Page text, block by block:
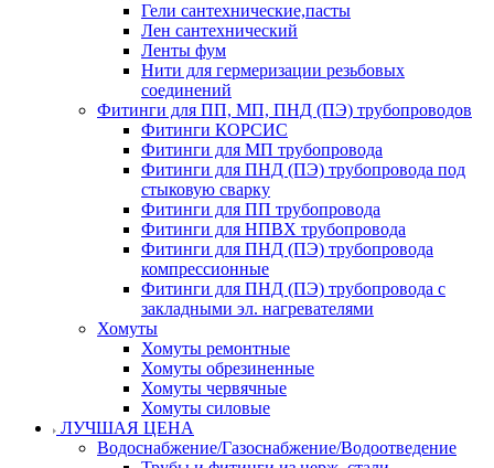
Гели сантехнические,пасты
Лен сантехнический
Ленты фум
Нити для гермеризации резьбовых
соединений
Фитинги для ПП, МП, ПНД (ПЭ) трубопроводов
Фитинги КОРСИС
Фитинги для МП трубопровода
Фитинги для ПНД (ПЭ) трубопровода под
стыковую сварку
Фитинги для ПП трубопровода
Фитинги для НПВХ трубопровода
Фитинги для ПНД (ПЭ) трубопровода
компрессионные
Фитинги для ПНД (ПЭ) трубопровода с
закладными эл. нагревателями
Хомуты
Хомуты ремонтные
Хомуты обрезиненные
Хомуты червячные
Хомуты силовые
ЛУЧШАЯ ЦЕНА
Водоснабжение/Газоснабжение/Водоотведение